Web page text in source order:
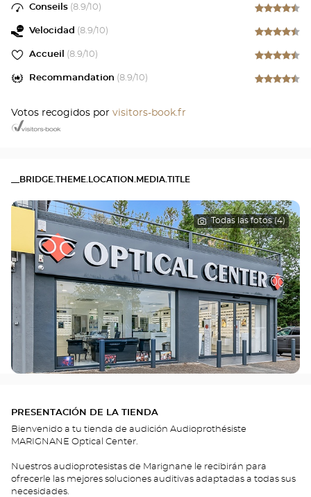
Conseils (8.9/10)
Velocidad (8.9/10)
Accueil (8.9/10)
Recommandation (8.9/10)
Votos recogidos por visitors-book.fr
__BRIDGE.THEME.LOCATION.MEDIA.TITLE
Todas las fotos (4)
PRESENTACIÓN DE LA TIENDA
Bienvenido a tu tienda de audición Audioprothésiste
MARIGNANE Optical Center.
Nuestros audioprotesistas de Marignane le recibirán para
ofrecerle las mejores soluciones auditivas adaptadas a todas sus
necesidades.